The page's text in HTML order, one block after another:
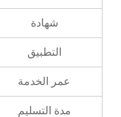
شهادة
التطبيق
عمر الخدمة
مدة التسليم